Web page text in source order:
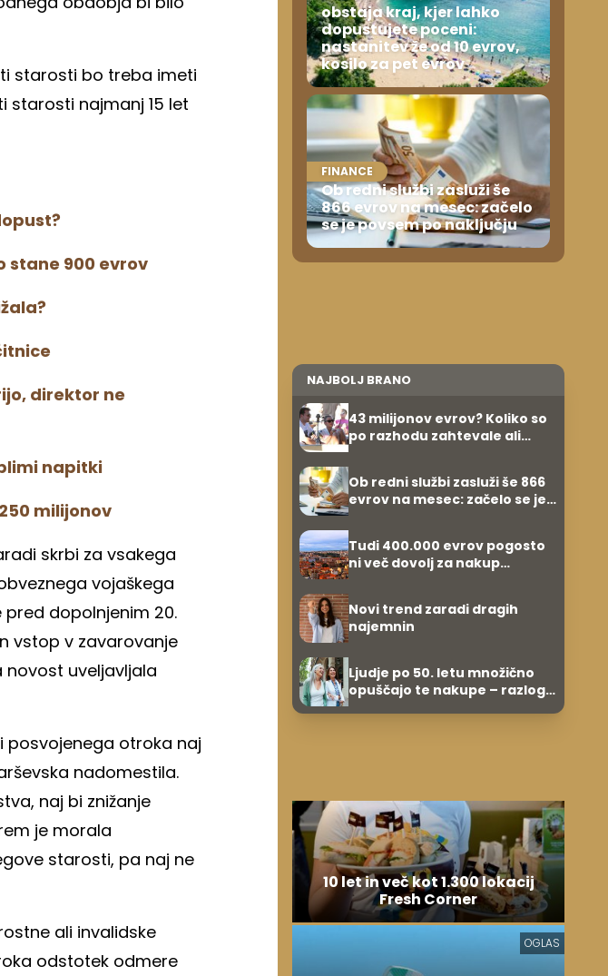
starosti bo treba imeti
starosti najmanj 15 let
stane 900 evrov
direktor ne
napitki
milijonov
skrbi za vsakega
vojaškega
dopolnjenim 20.
vstop v zavarovanje
novost uveljavljala
posvojenega otroka naj
nadomestila.
naj bi znižanje
je morala
starosti, pa naj ne
ali invalidske
odstotek odmere
obstaja kraj, kjer lahko
dopustujete poceni:
nastanitev že od 10 evrov,
kosilo za pet evrov
FINANCE
Ob redni službi zasluži še
866 evrov na mesec: začelo
se je povsem po naključju
NAJBOLJ BRANO
43 milijonov evrov? Koliko so
po razhodu zahtevale ali
Ob redni službi zasluži še 866
evrov na mesec: začelo se je
Tudi 400.000 evrov pogosto
ni več dovolj za nakup
Novi trend zaradi dragih
najemnin
Ljudje po 50. letu množično
opuščajo te nakupe – razlog
10 let in več kot 1.300 lokacij
Fresh Corner
OGLAS